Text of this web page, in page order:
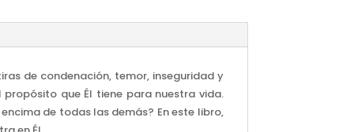
de condenación, temor, inseguridad y
que Él tiene para nuestra vida.
de todas las demás? En este libro,